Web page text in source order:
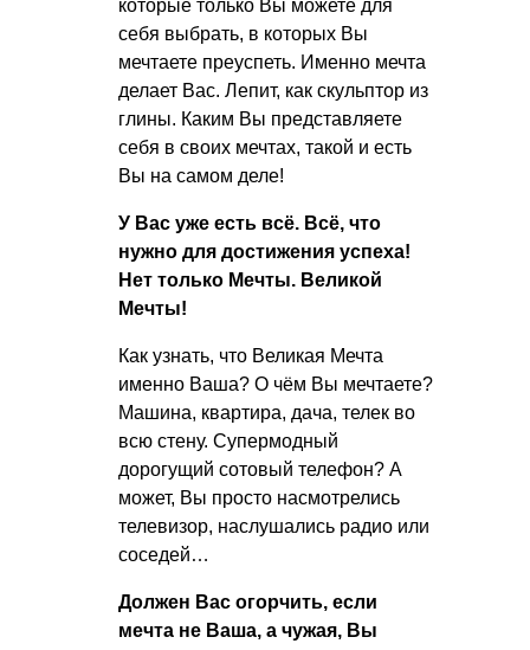
которые только Вы можете для
себя выбрать, в которых Вы
мечтаете преуспеть. Именно мечта
делает Вас. Лепит, как скульптор из
глины. Каким Вы представляете
себя в своих мечтах, такой и есть
Вы на самом деле!
У Вас уже есть всё. Всё, что
нужно для достижения успеха!
Нет только Мечты. Великой
Мечты!
Как узнать, что Великая Мечта
именно Ваша? О чём Вы мечтаете?
Машина, квартира, дача, телек во
всю стену. Супермодный
дорогущий сотовый телефон? А
может, Вы просто насмотрелись
телевизор, наслушались радио или
соседей…
Должен Вас огорчить, если
мечта не Ваша, а чужая, Вы